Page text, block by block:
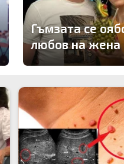
Гъмзата се
любов на жена